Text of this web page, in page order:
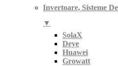
Invertoare, Sisteme
▼
SolaX
Deye
Huawei
Growatt